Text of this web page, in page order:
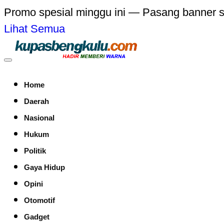
Promo spesial minggu ini — Pasang banner
Lihat Semua
Home
Daerah
Nasional
Hukum
Politik
Gaya Hidup
Opini
Otomotif
Gadget